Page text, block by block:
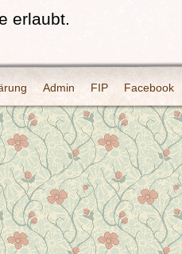
erlaubt.
Admin FIP Facebook